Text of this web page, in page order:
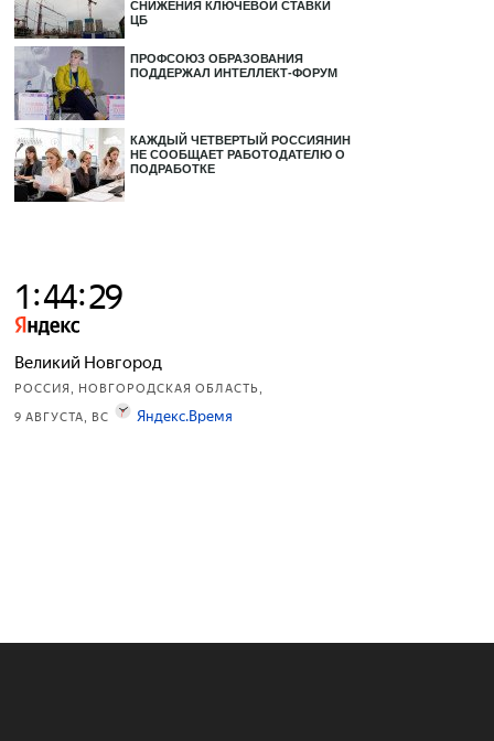
СНИЖЕНИЯ КЛЮЧЕВОЙ СТАВКИ
ЦБ
ПРОФСОЮЗ ОБРАЗОВАНИЯ
ПОДДЕРЖАЛ ИНТЕЛЛЕКТ-ФОРУМ
КАЖДЫЙ ЧЕТВЕРТЫЙ РОССИЯНИН
НЕ СООБЩАЕТ РАБОТОДАТЕЛЮ О
ПОДРАБОТКЕ